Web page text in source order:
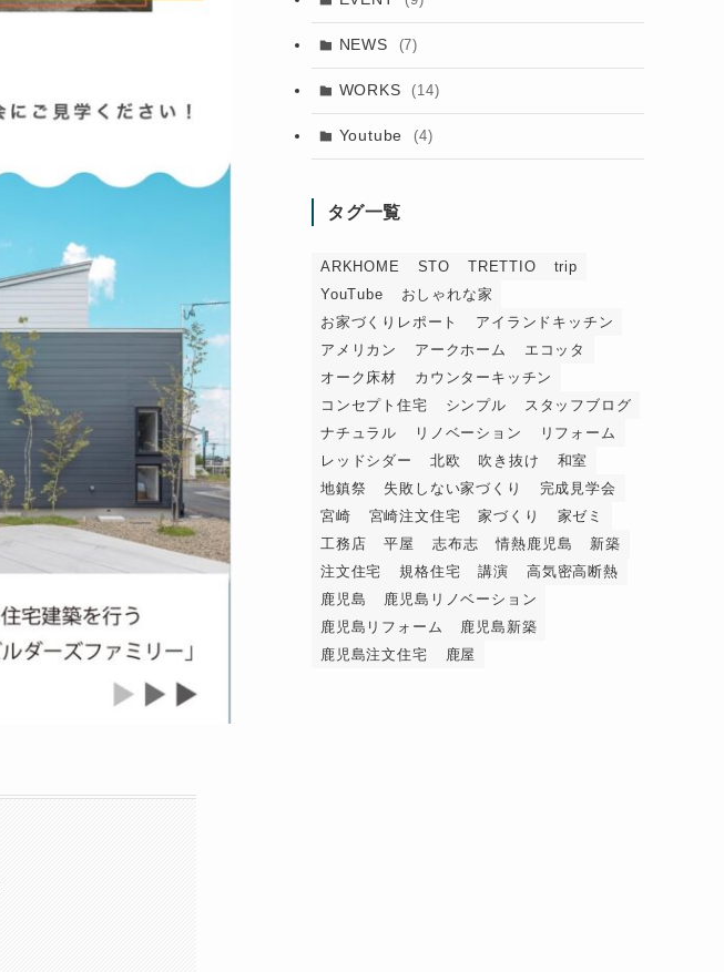
NEWS (7)
WORKS (14)
Youtube (4)
タグ一覧
ARKHOME STO TRETTIO
trip
YouTube
おしゃれな家
お家づくりレポート
アイランドキッチン
アメリカン
アークホーム
エコッタ
オーク床材
カウンターキッチン
コンセプト住宅
シンプル
スタッフブログ
ナチュラル
リノベーション
リフォーム
レッドシダー
北欧 吹き抜け
和室
地鎮祭
失敗しない家づくり
完成見学会
宮崎
宮崎注文住宅 家づくり
家ゼミ
工務店
平屋 志布志 情熱鹿児島
新築
注文住宅
規格住宅 講演
高気密高断熱
鹿児島
鹿児島リノベーション
鹿児島リフォーム
鹿児島新築
鹿児島注文住宅
鹿屋